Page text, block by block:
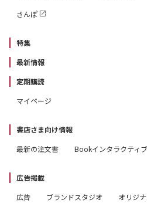
【大☆迫☆力】新デザインで登
「2026年のキーワード」＆「運
い10か条」「裏の時期に心がけ
【いったい何が？】今年は「今
もの”」を封入……！ 巻末スペ
い ま こ そ 開 運！！
＿＿＿＿＿＿＿＿＿＿＿
※1 年間BOOKランキング 作家
調べ
さんぽ
特集
最新情報
定期購読
マイページ
書店さま向け情報
最新の注文書
Bookインタラクティブ
広告掲載
広告
ブランドスタジオ オリジ